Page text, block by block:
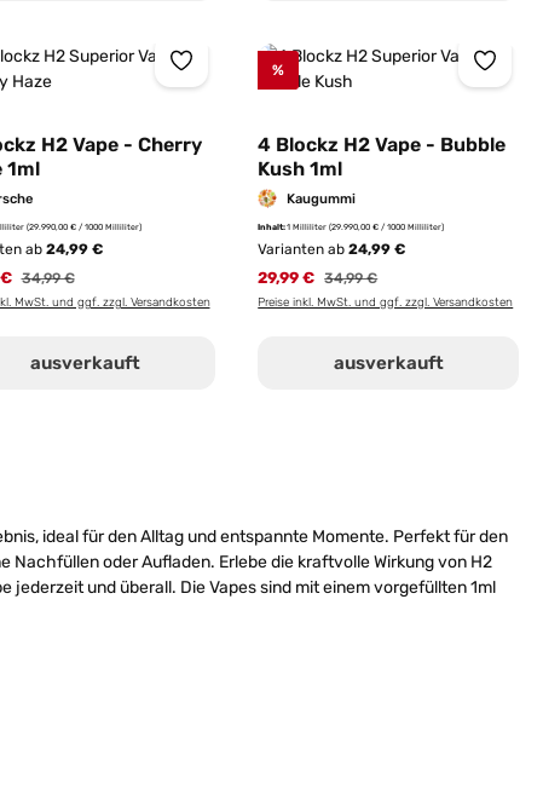
H2 Vape - Cherry
1ml
(29.990,00 € / 1000 Milliliter)
ab24,99 €
Regulärer Preis:
34,99 €
MwSt. und ggf. zzgl. Versandkosten
ausverkauft
%
4 Blockz H2 Vape - Bubble
Kush 1ml
Kaugummi
Inhalt:1 Milliliter(29.990,00 € / 1000 Milliliter)
Varianten ab 24,99 €
29,99 € Regulärer Preis:
34,99 €
Preise inkl. MwSt. und ggf. zzgl. Versandkosten
ausverkauft
ideal für den Alltag und entspannte Momente. Perfekt für den
oder Aufladen. Erlebe die kraftvolle Wirkung von H2
und überall. Die Vapes sind mit einem vorgefüllten 1ml